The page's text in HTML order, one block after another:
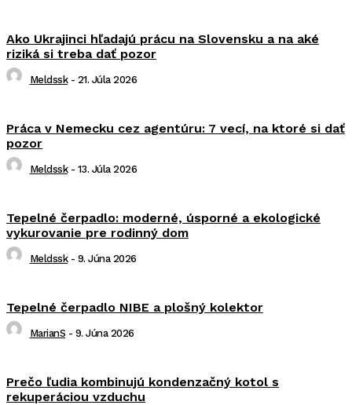
Ako Ukrajinci hľadajú prácu na Slovensku a na aké
riziká si treba dať pozor
Meldssk - 21. Júla 2026
Práca v Nemecku cez agentúru: 7 vecí, na ktoré si dať
pozor
Meldssk - 13. Júla 2026
Tepelné čerpadlo: moderné, úsporné a ekologické
vykurovanie pre rodinný dom
Meldssk - 9. Júna 2026
Tepelné čerpadlo NIBE a plošný kolektor
MarianS - 9. Júna 2026
Prečo ľudia kombinujú kondenzačný kotol s
rekuperáciou vzduchu